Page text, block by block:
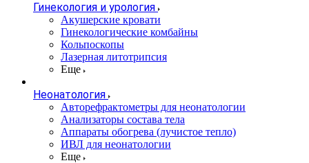
Гинекология и урология
Акушерские кровати
Гинекологические комбайны
Кольпоскопы
Лазерная литотрипсия
Еще
Неонатология
Авторефрактометры для неонатологии
Анализаторы состава тела
Аппараты обогрева (лучистое тепло)
ИВЛ для неонатологии
Еще